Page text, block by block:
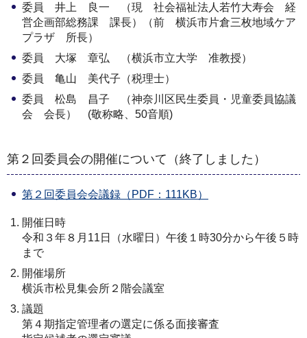
委員 井上 良一 （現 社会福祉法人若竹大寿会 経
営企画部総務課 課長）（前 横浜市片倉三枚地域ケア
プラザ 所長）
委員 大塚 章弘 （横浜市立大学 准教授）
委員 亀山 美代子（税理士）
委員 松島 昌子 （神奈川区民生委員・児童委員協議
会 会長） (敬称略、50音順)
第２回委員会の開催について（終了しました）
第２回委員会会議録（PDF：111KB）
開催日時
令和３年８月11日（水曜日）午後１時30分から午後５時
まで
開催場所
横浜市松見集会所２階会議室
議題
第４期指定管理者の選定に係る面接審査